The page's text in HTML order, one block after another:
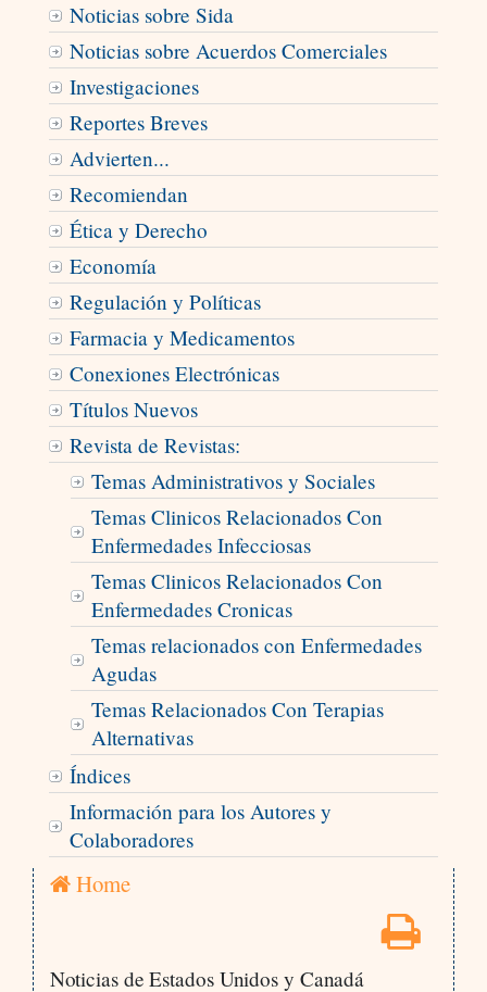
Noticias sobre Sida
Noticias sobre Acuerdos Comerciales
Investigaciones
Reportes Breves
Advierten...
Recomiendan
Ética y Derecho
Economía
Regulación y Políticas
Farmacia y Medicamentos
Conexiones Electrónicas
Títulos Nuevos
Revista de Revistas:
Temas Administrativos y Sociales
Temas Clinicos Relacionados Con
Enfermedades Infecciosas
Temas Clinicos Relacionados Con
Enfermedades Cronicas
Temas relacionados con Enfermedades
Agudas
Temas Relacionados Con Terapias
Alternativas
Índices
Información para los Autores y
Colaboradores
Home
Noticias de Estados Unidos y Canadá